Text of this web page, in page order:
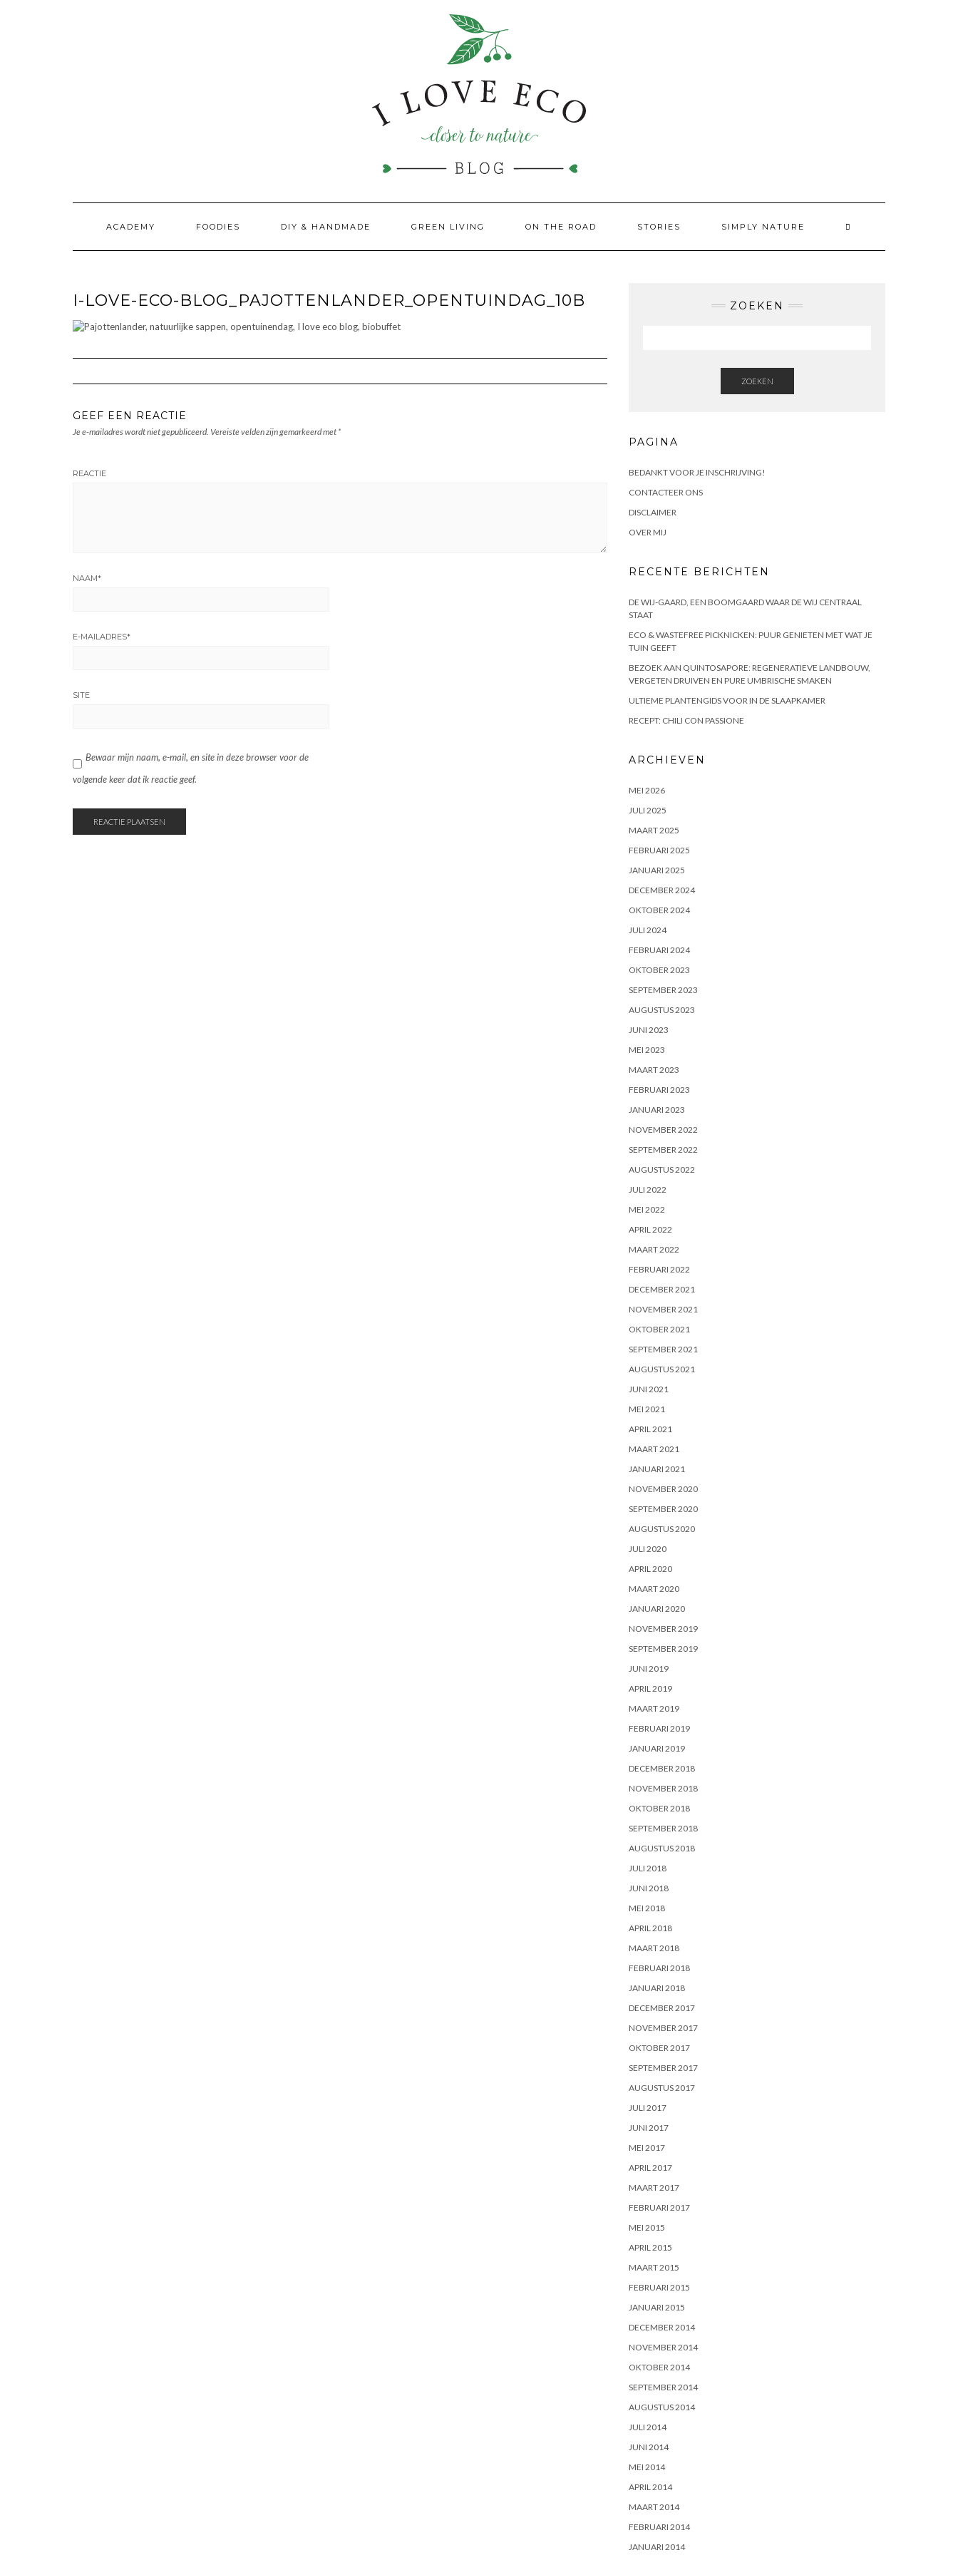
ACADEMY FOODIES DIY & HANDMADE GREEN LIVING ON THE ROAD STORIES SIMPLY NATURE
I-LOVE-ECO-BLOG_PAJOTTENLANDER_OPENTUINDAG_10B
GEEF EEN REACTIE
Je e-mailadres wordt niet gepubliceerd. Vereiste velden zijn gemarkeerd met *
REACTIE
NAAM*
E-MAILADRES*
SITE
Bewaar mijn naam, e-mail, en site in deze browser voor de
volgende keer dat ik reactie geef.
ZOEKEN
ZOEKEN
PAGINA
BEDANKT VOOR JE INSCHRIJVING!
CONTACTEER ONS
DISCLAIMER
OVER MIJ
RECENTE BERICHTEN
DE WIJ-GAARD, EEN BOOMGAARD WAAR DE WIJ CENTRAAL
STAAT
ECO & WASTEFREE PICKNICKEN: PUUR GENIETEN MET WAT JE
TUIN GEEFT
BEZOEK AAN QUINTOSAPORE: REGENERATIEVE LANDBOUW,
VERGETEN DRUIVEN EN PURE UMBRISCHE SMAKEN
ULTIEME PLANTENGIDS VOOR IN DE SLAAPKAMER
RECEPT: CHILI CON PASSIONE
ARCHIEVEN
MEI 2026
JULI 2025
MAART 2025
FEBRUARI 2025
JANUARI 2025
DECEMBER 2024
OKTOBER 2024
JULI 2024
FEBRUARI 2024
OKTOBER 2023
SEPTEMBER 2023
AUGUSTUS 2023
JUNI 2023
MEI 2023
MAART 2023
FEBRUARI 2023
JANUARI 2023
NOVEMBER 2022
SEPTEMBER 2022
AUGUSTUS 2022
JULI 2022
MEI 2022
APRIL 2022
MAART 2022
FEBRUARI 2022
DECEMBER 2021
NOVEMBER 2021
OKTOBER 2021
SEPTEMBER 2021
AUGUSTUS 2021
JUNI 2021
MEI 2021
APRIL 2021
MAART 2021
JANUARI 2021
NOVEMBER 2020
SEPTEMBER 2020
AUGUSTUS 2020
JULI 2020
APRIL 2020
MAART 2020
JANUARI 2020
NOVEMBER 2019
SEPTEMBER 2019
JUNI 2019
APRIL 2019
MAART 2019
FEBRUARI 2019
JANUARI 2019
DECEMBER 2018
NOVEMBER 2018
OKTOBER 2018
SEPTEMBER 2018
AUGUSTUS 2018
JULI 2018
JUNI 2018
MEI 2018
APRIL 2018
MAART 2018
FEBRUARI 2018
JANUARI 2018
DECEMBER 2017
NOVEMBER 2017
OKTOBER 2017
SEPTEMBER 2017
AUGUSTUS 2017
JULI 2017
JUNI 2017
MEI 2017
APRIL 2017
MAART 2017
FEBRUARI 2017
MEI 2015
APRIL 2015
MAART 2015
FEBRUARI 2015
JANUARI 2015
DECEMBER 2014
NOVEMBER 2014
OKTOBER 2014
SEPTEMBER 2014
AUGUSTUS 2014
JULI 2014
JUNI 2014
MEI 2014
APRIL 2014
MAART 2014
FEBRUARI 2014
JANUARI 2014